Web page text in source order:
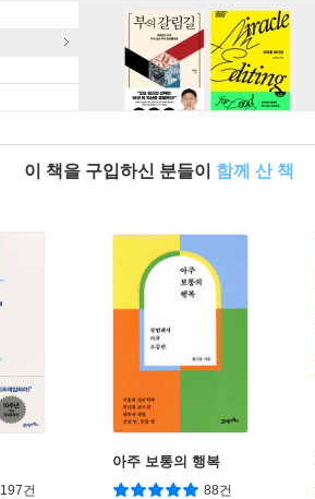
이 책을 구입하신 분들이 함께 산 책
197건
아주 보통의 행복
88건